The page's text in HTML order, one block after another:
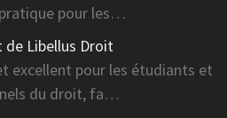
pour les…
de Libellus Droit
excellent pour les étudiants et
du droit, fa…